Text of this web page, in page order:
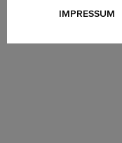
IMPRESSUM